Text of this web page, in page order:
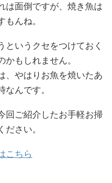
は面倒ですが、焼き魚は
んね。
というクセをつけておく
もしれません。
、やはりお魚を焼いたあ
なんです。
回ご紹介したお手軽お掃
さい。
こちら